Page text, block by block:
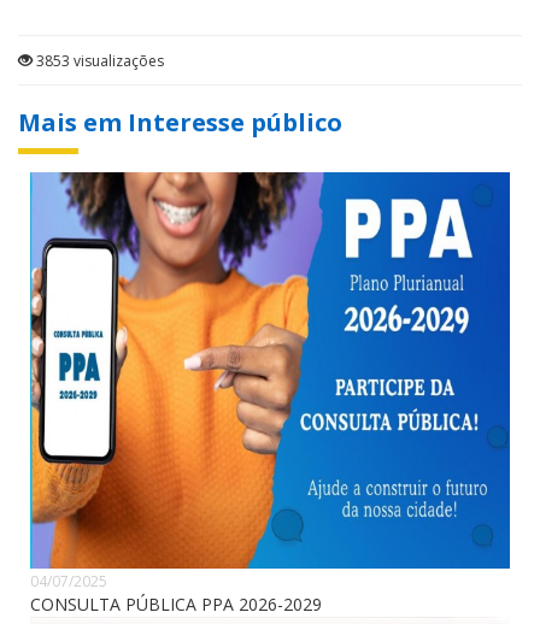
3853 visualizações
Mais em Interesse público
04/07/2025
CONSULTA PÚBLICA PPA 2026-2029